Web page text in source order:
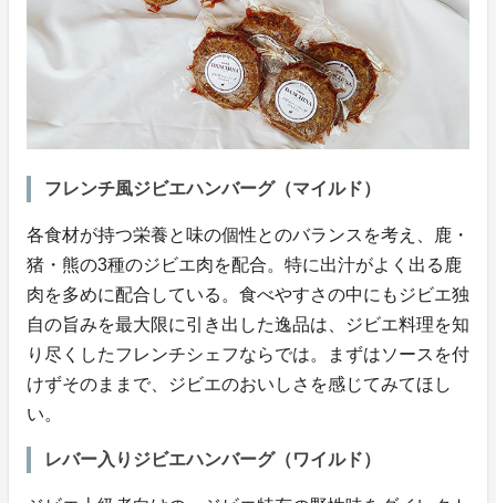
フレンチ風ジビエハンバーグ（マイルド）
各食材が持つ栄養と味の個性とのバランスを考え、鹿・
猪・熊の3種のジビエ肉を配合。特に出汁がよく出る鹿
肉を多めに配合している。食べやすさの中にもジビエ独
自の旨みを最大限に引き出した逸品は、ジビエ料理を知
り尽くしたフレンチシェフならでは。まずはソースを付
けずそのままで、ジビエのおいしさを感じてみてほし
い。
レバー入りジビエハンバーグ（ワイルド）